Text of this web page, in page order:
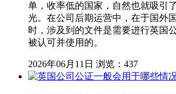
单，收率低的国家，自然也就吸引
光。在公司后期运营中，在于国外
时，涉及到的文件是需要进行英国
被认可并使用的。
2026年06月11日 浏览：437